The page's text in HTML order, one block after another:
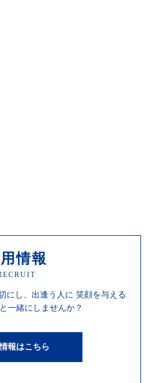
情報
にし、 出逢う人に 笑顔を与える
一緒にしませんか？
報はこちら